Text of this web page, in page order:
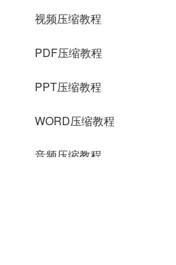
视频压缩教程
PDF压缩教程
PPT压缩教程
WORD压缩教程
音频压缩教程